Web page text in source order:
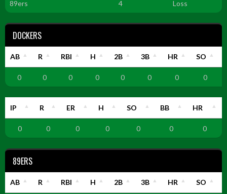
89ers 4 Loss
DOCKERS
AB R RBI H 2B 3B HR SO
0 0 0 0 0 0 0 0
IP R ER H SO BB HR
0 0 0 0 0 0 0
89ERS
AB R RBI H 2B 3B HR SO